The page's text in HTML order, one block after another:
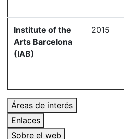
Institute of the
Arts Barcelona
(IAB)
2015
Áreas de interés
Enlaces
Sobre el web